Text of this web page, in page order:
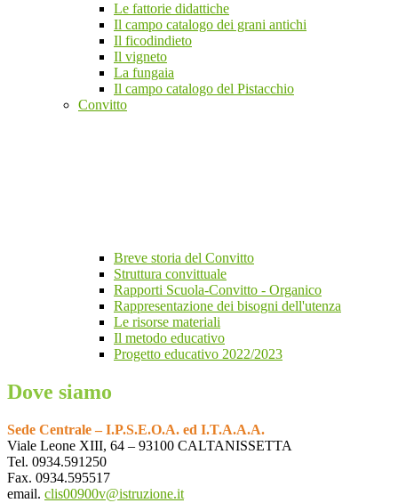
Le fattorie didattiche
Il campo catalogo dei grani antichi
Il ficodindieto
Il vigneto
La fungaia
Il campo catalogo del Pistacchio
Convitto
Breve storia del Convitto
Struttura convittuale
Rapporti Scuola-Convitto - Organico
Rappresentazione dei bisogni dell'utenza
Le risorse materiali
Il metodo educativo
Progetto educativo 2022/2023
Dove siamo
Sede Centrale – I.P.S.E.O.A. ed I.T.A.A.A.
Viale Leone XIII, 64 – 93100 CALTANISSETTA
Tel. 0934.591250
Fax. 0934.595517
email. clis00900v@istruzione.it